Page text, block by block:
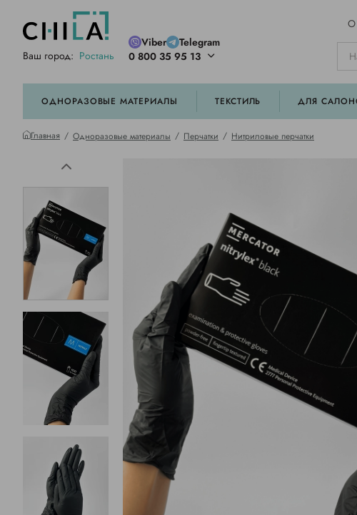
Ваш город: Ростань
Viber
Telegram
0 800 35 95 13
О
ОДНОРАЗОВЫЕ МАТЕРИАЛЫ ТЕКСТИЛЬ ДЛЯ
Главная Одноразовые материалы Перчатки Нитриловые перчатки